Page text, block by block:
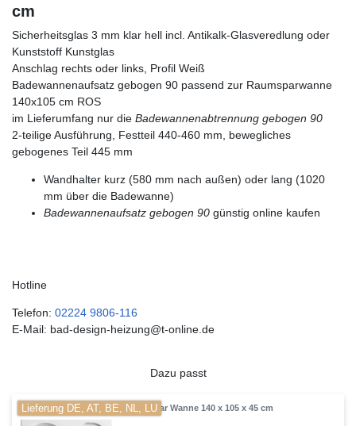
cm
Sicherheitsglas 3 mm klar hell incl. Antikalk-Glasveredlung oder
Kunststoff Kunstglas
Anschlag rechts oder links, Profil Weiß
Badewannenaufsatz gebogen 90 passend zur Raumsparwanne
140x105 cm ROS
im Lieferumfang nur die Badewannenabtrennung gebogen 90
2-teilige Ausführung, Festteil 440-460 mm, bewegliches
gebogenes Teil 445 mm
Wandhalter kurz (580 mm nach außen) oder lang (1020
mm über die Badewanne)
Badewannenaufsatz gebogen 90 günstig online kaufen
Hotline
Telefon: 02224 9806-116
E-Mail: bad-design-heizung@t-online.de
Dazu passt
Lieferung DE, AT, BE, NL, LURaumspar Wanne 140 x 105 x 45 cm